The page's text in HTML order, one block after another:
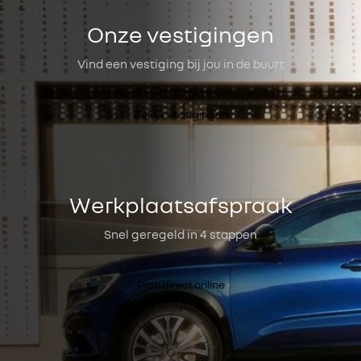
Onze vestigingen
Vind een vestiging bij jou in de buurt
Bekijk vestigingen
Werkplaatsafspraak
Snel geregeld in 4 stappen
Plan direct online